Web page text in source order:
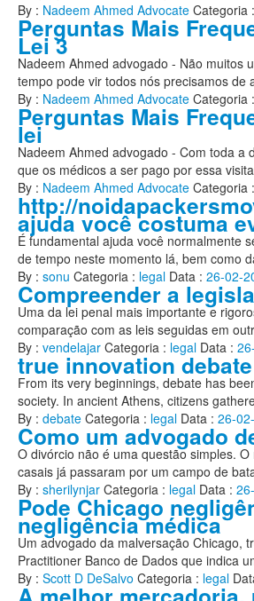
By : Nadeem Ahmed Advocate Categoria :
Perguntas Mais
Lei 3
Nadeem Ahmed advogado - Não muitos
tempo pode vir todos nós precisamos de
By : Nadeem Ahmed Advocate Categoria :
Perguntas Mais
lei
Nadeem Ahmed advogado - Com toda a
que os médicos a ser pago por essa
By : Nadeem Ahmed Advocate Categoria :
http://
ajuda você costuma
É fundamental ajuda você normalmente
de tempo neste momento lá, bem como
By : sonu Categoria : legal Data : 26-02-
Compreender a
Uma da lei penal mais importante e
comparação com as leis seguidas em
By : vendelajar Categoria : legal Data :
true innovation
From its very beginnings, debate has
society. In ancient Athens, citizens
By : debate Categoria : legal Data : 26-
Como um advogado
O divórcio não é uma questão simples.
casais já passaram por um campo de
By : sherilynjar Categoria : legal Data :
Pode Chicago
negligência médica
Um advogado da malversação Chicago,
Practitioner Banco de Dados que indica
By : Scott D DeSalvo Categoria : legal